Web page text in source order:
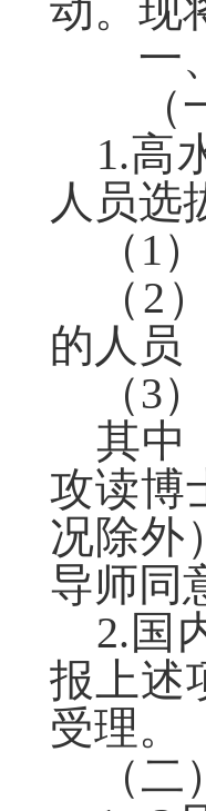
动。现
一、
（一
1.高
人员选
（1
（2
的人员
（3
其中
攻读博
况除外
导师同
2.国
报上述
受理。
（